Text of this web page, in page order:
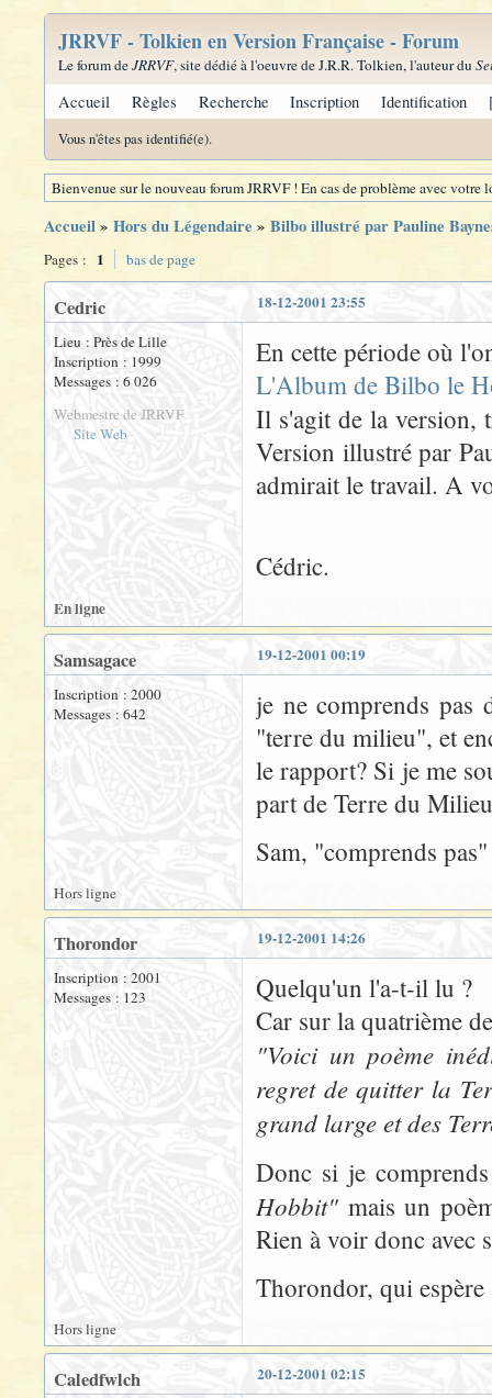
JRRVF - Tolkien en Version Française - Forum
Le forum deJRRVF, site dédié à l'oeuvre de J.R.R. Tolkien, l'auteur du
Accueil Règles Recherche Inscription Identification
Vous n'êtes pas identifié(e).
Bienvenue sur le nouveau forum JRRVF ! En cas de problème avec
Accueil» Hors du Légendaire » Bilbo illustré par Pauline
Pages : 1 bas de page
18-12-2001 23:55
Cedric
Lieu : Près de Lille
Inscription : 1999
Messages : 6 026
Webmestre de JRRVF
Site Web
En cette période où
L'Album de Bilbo le
Il s'agit de la version,
Version illustré par
admirait le travail. A
Cédric.
En ligne
19-12-2001 00:19
Samsagace
Inscription : 2000
Messages : 642
je ne comprends
"terre du milieu", et
le rapport? Si je me
part de Terre du
Sam, "comprends pas"
Hors ligne
19-12-2001 14:26
Thorondor
Inscription : 2001
Messages : 123
Quelqu'un l'a-t-il lu ?
Car sur la quatrième
"Voici un poème
regret de quitter la
grand large et des
Donc si je
Hobbit" mais un
Rien à voir donc avec
Thorondor, qui
Hors ligne
20-12-2001 02:15
Caledfwlch